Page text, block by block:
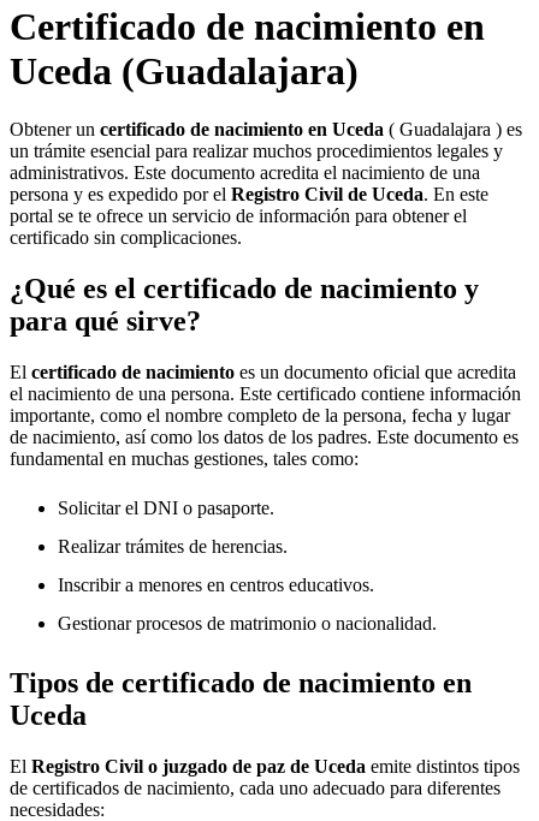
Certificado de nacimiento en
Uceda (Guadalajara)
Obtener un certificado de nacimiento en Uceda ( Guadalajara ) es
un trámite esencial para realizar muchos procedimientos legales y
administrativos. Este documento acredita el nacimiento de una
persona y es expedido por el Registro Civil de Uceda. En este
portal se te ofrece un servicio de información para obtener el
certificado sin complicaciones.
¿Qué es el certificado de nacimiento y
para qué sirve?
El certificado de nacimiento es un documento oficial que acredita
el nacimiento de una persona. Este certificado contiene información
importante, como el nombre completo de la persona, fecha y lugar
de nacimiento, así como los datos de los padres. Este documento es
fundamental en muchas gestiones, tales como:
Solicitar el DNI o pasaporte.
Realizar trámites de herencias.
Inscribir a menores en centros educativos.
Gestionar procesos de matrimonio o nacionalidad.
Tipos de certificado de nacimiento en
Uceda
El Registro Civil o juzgado de paz de Uceda emite distintos tipos
de certificados de nacimiento, cada uno adecuado para diferentes
necesidades: